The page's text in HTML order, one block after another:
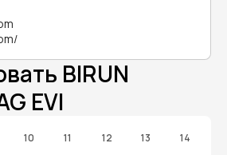
BIRUN
EVI
10 11 12 13 14